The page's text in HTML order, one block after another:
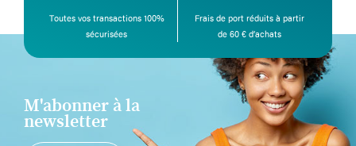
Toutes vos transactions 100%
sécurisées
Frais de port réduits à partir
de 60 € d’achats
M'abonner à la
newsletter